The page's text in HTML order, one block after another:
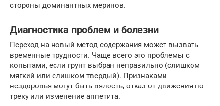
стороны доминантных меринов.
Диагностика проблем и болезни
Переход на новый метод содержания может вызвать
временные трудности. Чаще всего это проблемы с
копытами, если грунт выбран неправильно (слишком
мягкий или слишком твердый). Признаками
нездоровья могут быть вялость, отказ от движения по
треку или изменение аппетита.